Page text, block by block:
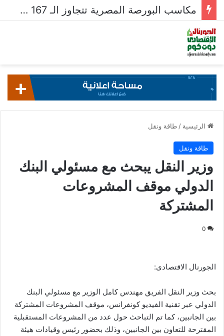
مكاسب البورصة المصرية تتجاوز الـ 167 مليار جنيه خلال أسبوع
الرئيسية / طاقة ونقل
طاقة ونقل
وزير النقل يبحث مع مسئولي البنك
الدولي موقف المشروعات
المشتركة
0
الجورنال الاقتصادى:
بحث وزير النقل الفريق مهندس كامل الوزير مع مسئولي البنك
الدولي عبر تقنية الفيديو كونفرانس، موقف المشروعات المشتركة
بين الجانبين، كما تم التباحث حول عدد من المشروعات المستقبلية
المقترحة للتعاون بين الجانبين، وذلك بحضور رئيس وقيادات هيئة